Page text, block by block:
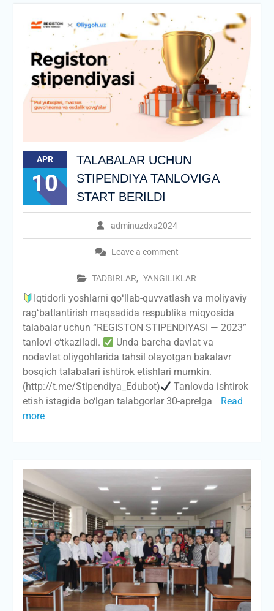
APR
10
TALABALAR UCHUN
STIPENDIYA TANLOVIGA
START BERILDI
adminuzdxa2024
Leave a comment
TADBIRLAR, YANGILIKLAR
Iqtidorli yoshlarni qoʻllab-quvvatlash va moliyaviy
ragʻbatlantirish maqsadida respublika miqyosida
talabalar uchun “REGISTON STIPENDIYASI — 2023”
tanlovi o‘tkaziladi.
Unda barcha davlat va
nodavlat oliygohlarida tahsil olayotgan bakalavr
bosqich talabalari ishtirok etishlari mumkin.
(http://t.me/Stipendiya_Edubot)
Tanlovda ishtirok
etish istagida bo‘lgan talabgorlar 30-aprelga
Read
more